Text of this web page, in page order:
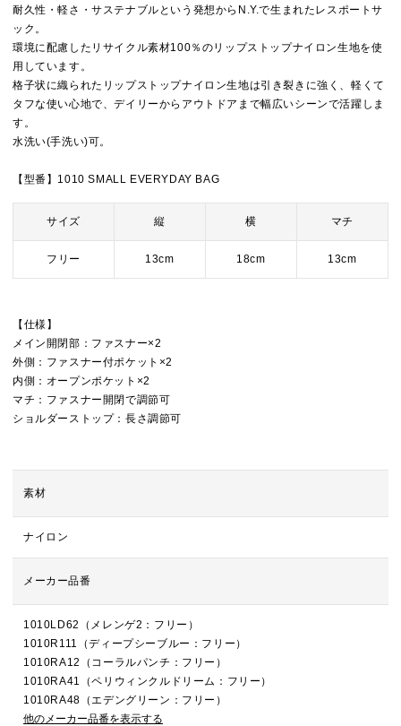
耐久性・軽さ・サステナブルという発想からN.Y.で生まれたレスポートサ
ック。
環境に配慮したリサイクル素材100％のリップストップナイロン生地を使
用しています。
格子状に織られたリップストップナイロン生地は引き裂きに強く、軽くて
タフな使い心地で、デイリーからアウトドアまで幅広いシーンで活躍しま
す。
水洗い(手洗い)可。
【型番】1010 SMALL EVERYDAY BAG
サイズ 縦 横 マチ
フリー 13cm 18cm 13cm
【仕様】
メイン開閉部：ファスナー×2
外側：ファスナー付ポケット×2
内側：オープンポケット×2
マチ：ファスナー開閉で調節可
ショルダーストップ：長さ調節可
素材
ナイロン
メーカー品番
1010LD62（メレンゲ2：フリー）
1010R111（ディープシーブルー：フリー）
1010RA12（コーラルパンチ：フリー）
1010RA41（ペリウィンクルドリーム：フリー）
1010RA48（エデングリーン：フリー）
他のメーカー品番を表示する